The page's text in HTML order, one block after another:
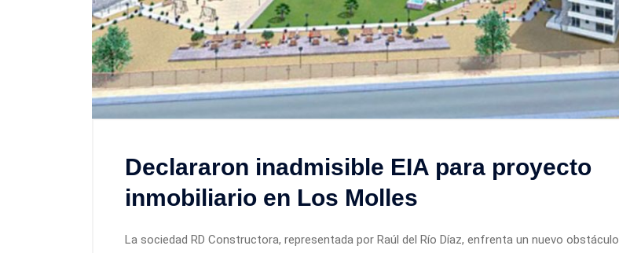
Declararon inadmisible EIA para proyecto
inmobiliario en Los Molles
La sociedad RD Constructora, representada por Raúl del Río Díaz, enfrenta un nuevo obstáculo